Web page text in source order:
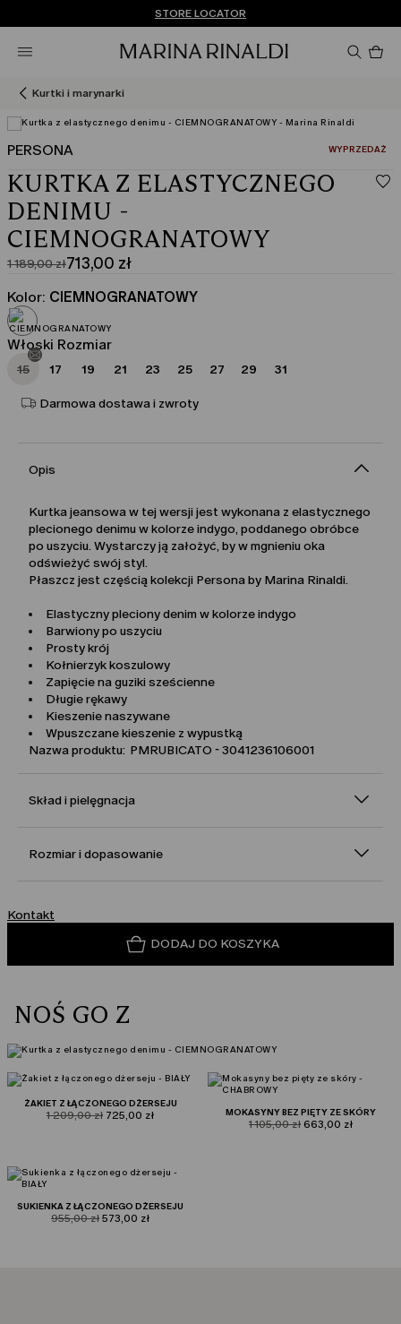
DARMOWA DOSTAWA I ZWROTY
Nie masz konta? ZAREJESTRUJ SIĘ TERAZ
STORE LOCATOR
Kurtki i marynarki
Wyświetl w 3D
PERSONA :WYPRZEDAŻ
KURTKA Z ELASTYCZNEGO
DENIMU -
CIEMNOGRANATOWY
1 189,00 zł
Cena
pierwotna
1 189,00
zł
713,00 zł
Aktualna
cena
713,00
zł
Kolor: CIEMNOGRANATOWY
Włoski Rozmiar
15 17 19 21 23 25 27 29 31
Darmowa dostawa i zwroty
Opis
Kurtka jeansowa w tej wersji jest wykonana z elastycznego
plecionego denimu w kolorze indygo, poddanego obróbce
po uszyciu. Wystarczy ją założyć, by w mgnieniu oka
odświeżyć swój styl.
Płaszcz jest częścią kolekcji Persona by Marina Rinaldi.
Elastyczny pleciony denim w kolorze indygo
Barwiony po uszyciu
Prosty krój
Kołnierzyk koszulowy
Zapięcie na guziki sześcienne
Długie rękawy
Kieszenie naszywane
Wpuszczane kieszenie z wypustką
Nazwa produktu: PMRUBICATO - 3041236106001
Skład i pielęgnacja
Rozmiar i dopasowanie
Kontakt
DODAJ DO KOSZYKA
NOŚ GO Z
ŻAKIET Z ŁĄCZONEGO DŻERSEJU
product.price.original
1 209,00 zł product.price.sale
725,00 zł MOKASYNY BEZ PIĘTY ZE SKÓRY
product.price.original
1 105,00 zł product.price.sale
663,00 zł
SUKIENKA Z ŁĄCZONEGO DŻERSEJU
product.price.original
955,00 zł product.price.sale
573,00 zł